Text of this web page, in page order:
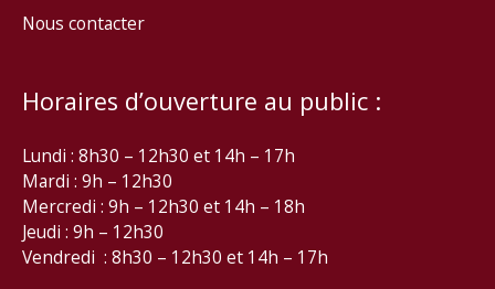
Nous contacter
Horaires d’ouverture au public :
Lundi : 8h30 – 12h30 et 14h – 17h
Mardi : 9h – 12h30
Mercredi : 9h – 12h30 et 14h – 18h
Jeudi : 9h – 12h30
Vendredi : 8h30 – 12h30 et 14h – 17h